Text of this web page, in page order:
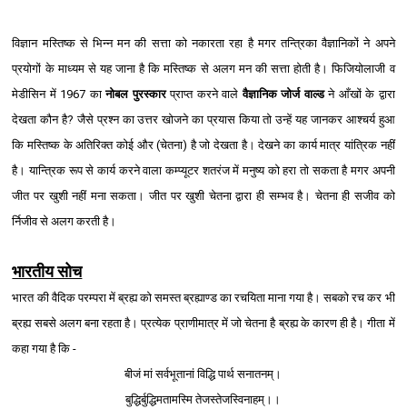
विज्ञान मस्तिष्क से भिन्न मन की सत्ता को नकारता रहा है मगर तन्त्रिका वैज्ञानिकों ने अपने
प्रयोगों के माध्यम से यह जाना है कि मस्तिष्क से अलग मन की सत्ता होती है। फिजियोलाजी व
मेडीसिन में 1967 कानोबल पुरस्कारप्राप्त करने वालेवैज्ञानिक जोर्ज वाल्डने आँखों के द्वारा
देखता कौन है? जैसे प्रश्‍न का उत्तर खोजने का प्रयास किया तो उन्हें यह जानकर आश्‍चर्य हुआ
कि मस्तिष्क के अतिरिक्त कोई और (चेतना) है जो देखता है। देखने का कार्य मात्र यांत्रिक नहीं
है। यान्त्रिक रूप से कार्य करने वाला कम्प्यूटर शतरंज में मनुष्य को हरा तो सकता है मगर अपनी
जीत पर खुशी नहीं मना सकता। जीत पर खुशी चेतना द्वारा ही सम्भव है। चेतना ही सजीव को
र्निजीव से अलग करती है।
भारतीय सोच
भारत की वैदिक परम्परा में ब्रह्य को समस्त ब्रह्याण्ड का रचयिता माना गया है। सबको रच कर भी
ब्रह्य सबसे अलग बना रहता है। प्रत्येक प्राणीमात्र में जो चेतना है ब्रह्य के कारण ही है। गीता में
कहा गया है कि -
बीजं मां सर्वभूतानां विद्धि पार्थ सनातनम्।
बुद्धिर्बुद्धिमतामस्मि तेजस्तेजस्विनाहम्।।